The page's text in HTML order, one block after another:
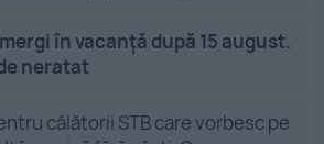
în vacanță după 15 august.
neratat
călătorii STB care vorbesc pe